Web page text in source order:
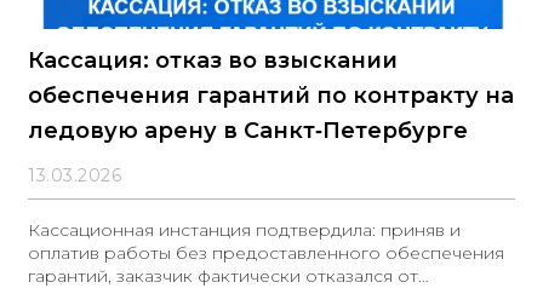
Кассация: отказ во взыскании
обеспечения гарантий по контракту на
ледовую арену в Санкт‑Петербурге
13.03.2026
Кассационная инстанция подтвердила: приняв и
оплатив работы без предоставленного обеспечения
гарантий, заказчик фактически отказался от